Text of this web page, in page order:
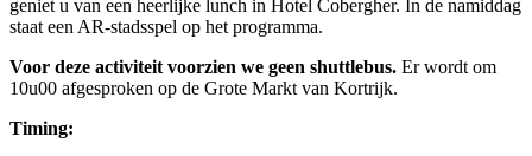
geniet u van een heerlijke lunch in Hotel Cobergher. In de namiddag
staat een AR-stadsspel op het programma.
Voor deze activiteit voorzien we geen shuttlebus. Er wordt om
10u00 afgesproken op de Grote Markt van Kortrijk.
Timing: